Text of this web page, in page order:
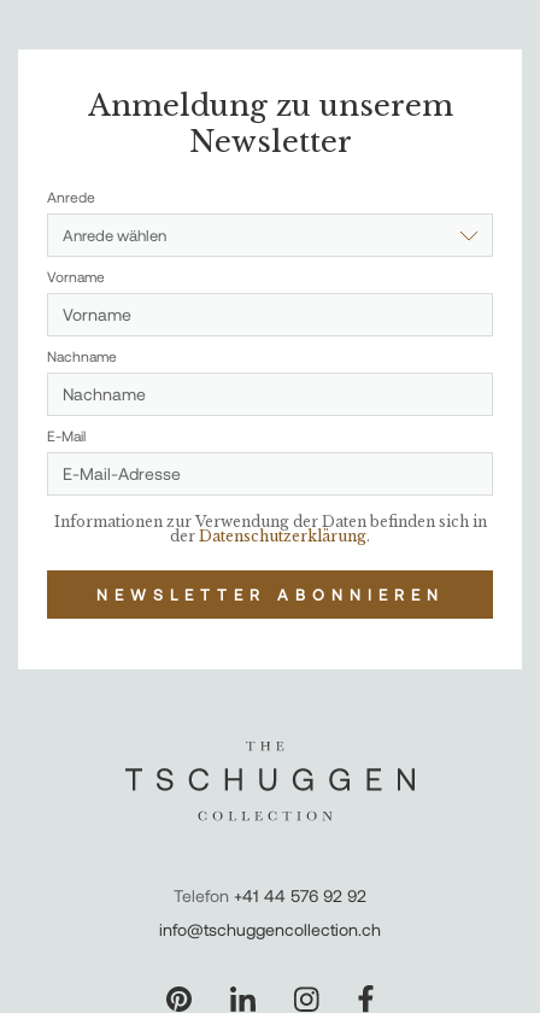
Anmeldung zu unserem
Newsletter
Anrede
Anrede wählen
Vorname
Nachname
E-Mail
Informationen zur Verwendung der Daten befinden sich in
der Datenschutzerklärung.
NEWSLETTER ABONNIEREN
Telefon +41 44 576 92 92
info@tschuggencollection.ch